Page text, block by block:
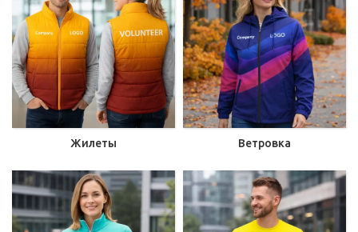
Жилеты Ветровка